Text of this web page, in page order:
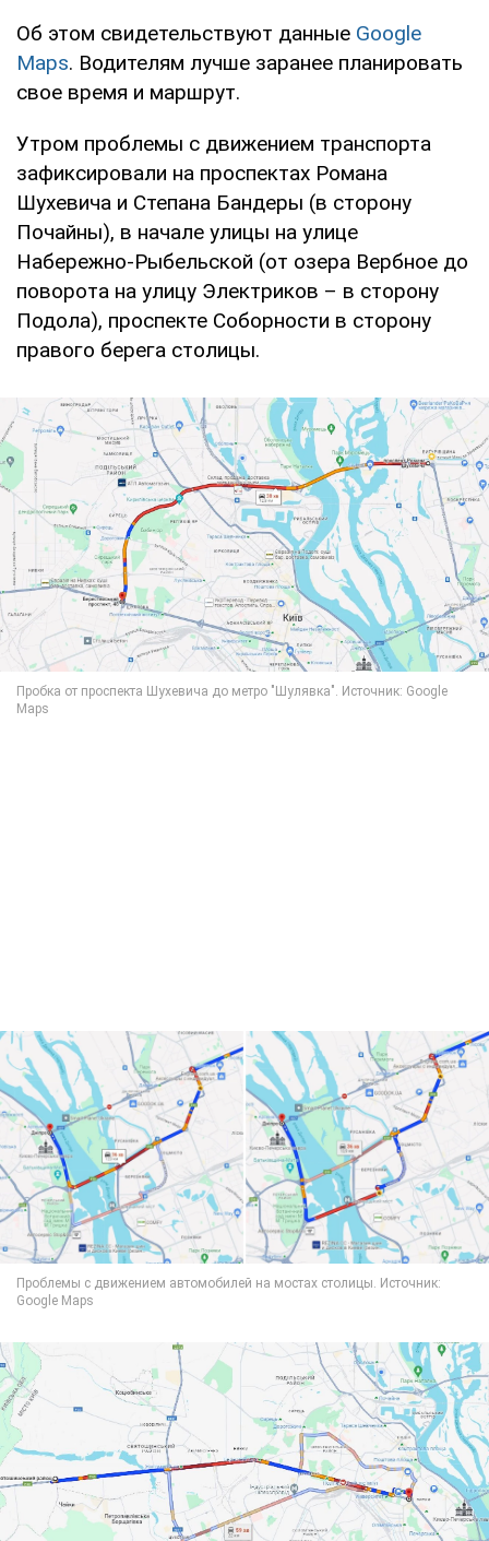
Об этом свидетельствуют данные Google
Maps. Водителям лучше заранее планировать
свое время и маршрут.
Утром проблемы с движением транспорта
зафиксировали на проспектах Романа
Шухевича и Степана Бандеры (в сторону
Почайны), в начале улицы на улице
Набережно-Рыбельской (от озера Вербное до
поворота на улицу Электриков – в сторону
Подола), проспекте Соборности в сторону
правого берега столицы.